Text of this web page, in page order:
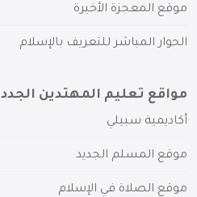
موقع المعجزة الأخيرة
الحوار المباشر للتعريف بالإسلام
مواقع تعليم المهتدين الجدد
أكاديمية سبيلي
موقع المسلم الجديد
موقع الصلاة في الإسلام